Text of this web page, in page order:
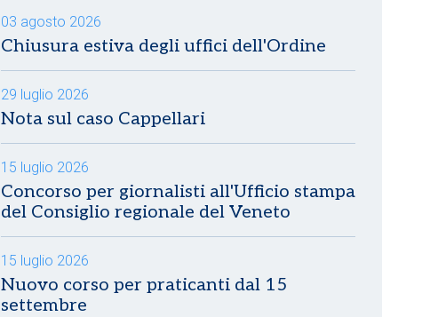
03 agosto 2026
Chiusura estiva degli uffici dell'Ordine
29 luglio 2026
Nota sul caso Cappellari
15 luglio 2026
Concorso per giornalisti all'Ufficio stampa
del Consiglio regionale del Veneto
15 luglio 2026
Nuovo corso per praticanti dal 15
settembre